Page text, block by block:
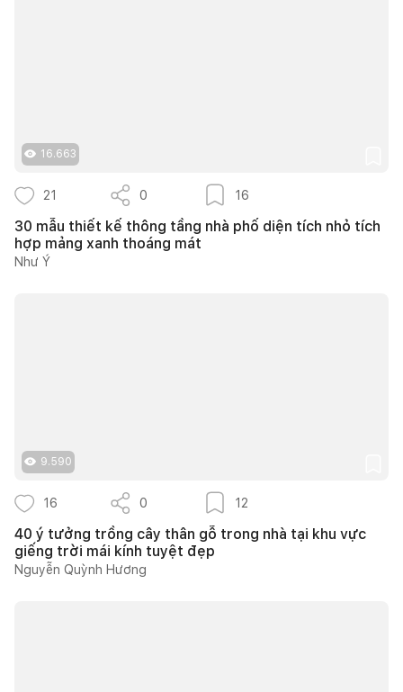
16.663
21 0 16
30 mẫu thiết kế thông tầng nhà phố diện tích nhỏ tích
hợp mảng xanh thoáng mát
Như Ý
9.590
16 0 12
40 ý tưởng trồng cây thân gỗ trong nhà tại khu vực
giếng trời mái kính tuyệt đẹp
Nguyễn Quỳnh Hương